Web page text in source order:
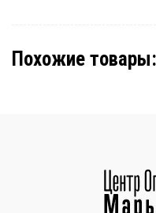
Похожие товары: